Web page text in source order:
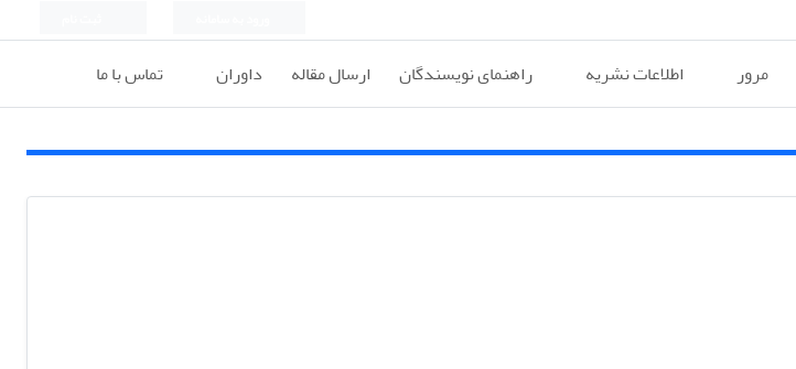
مرور اطلاعات نشریه راهنمای نویسندگان ارسال مقاله داوران تماس با ما